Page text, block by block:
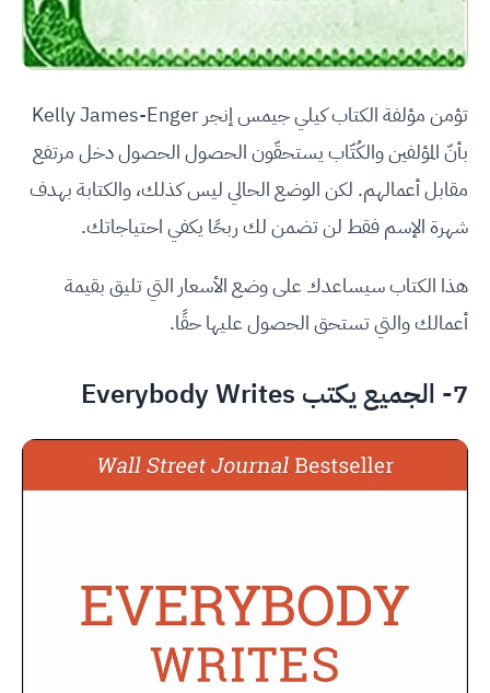
تؤمن مؤلفة الكتاب كيلي جيمس إنجر Kelly James-Enger
بأنّ المؤلفين والكُتّاب يستحقّون الحصول الحصول دخل مرتفع
مقابل أعمالهم. لكن الوضع الحالي ليس كذلك، والكتابة بهدف
شهرة الإسم فقط لن تضمن لك ربحًا يكفي احتياجاتك.
هذا الكتاب سيساعدك على وضع الأسعار التي تليق بقيمة
أعمالك والتي تستحق الحصول عليها حقًا.
7- الجميع يكتب Everybody Writes